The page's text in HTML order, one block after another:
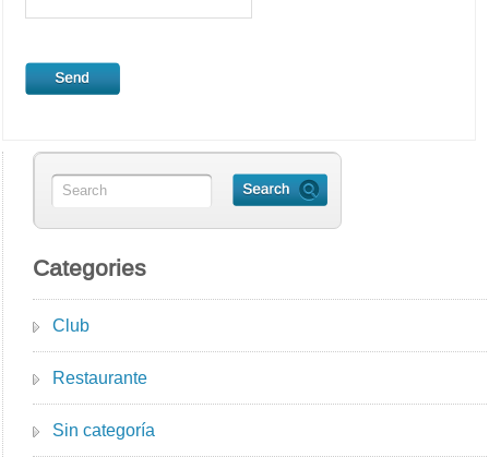
Categories
Club
Restaurante
Sin categoría